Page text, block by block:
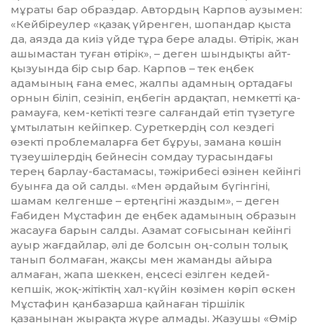
мұраты бар образдар. Автордың Карпов аузымен:
«Кейбіреулер «қа­зақ үйренген, шопандар қыста
да, аязда да киіз үйде тұра бере алады. Өтірік, жан
ашымастан туған өті­рік», – деген шындықты айт­
қызуын­­да бір сыр бар. Карпов – тек еңбек
адамының ғана емес, жалпы адамның ортадағы
орнын біліп, сезініп, еңбегін ардақтап, немкетті қа­
рамауға, кем-кетікті тезге сал­ған­­дай етіп түзетуге
ұмтылатын кейіп­­к­ер. Суреткердің сол кездегі
өзек­ті проблемаларға бет бұруы, за­мана көшін
түзеу­шілердің бей­несін сомдау тура­сындағы
терең барлау-бастамасы, тәжірибесі өзінен кейінгі
буынға да ой салды. «Мен әрдайым бүгінгіні,
шамам келгенше – ертеңгіні жаздым», – деген
Ғабиден Мұстафин де еңбек адамының образын
жасауға барын салды. Азамат соғысынан кейінгі
ауыр жағдайлар, әлі де болсын оң-солын толық
танып болмаған, жақ­­сы мен жаманды айыра
алма­ған, жапа шеккен, еңсесі езілген кедей-
кепшік, жоқ-жітіктің хал-күйін көзімен көріп өскен
Мұста­фин қанбазарша қайнаған тіршілік
қазанынан жырақта жүре алмады. Жазушы «Өмір